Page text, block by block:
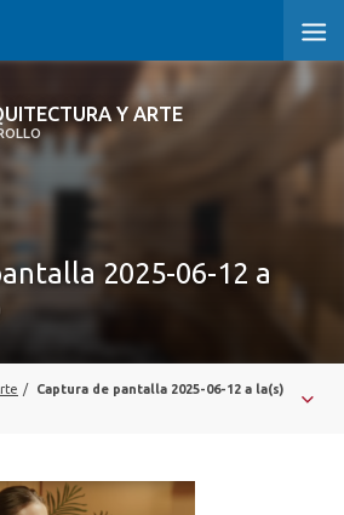
Y ARTE
Y ARTE
2025-06-12 a
/
Captura de pantalla 2025-06-12 a la(s)